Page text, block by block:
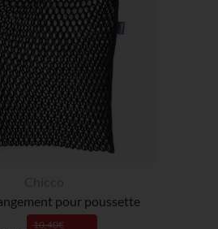
pour poussette
10,40€